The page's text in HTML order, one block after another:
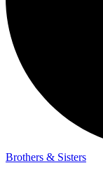
Brothers & Sisters